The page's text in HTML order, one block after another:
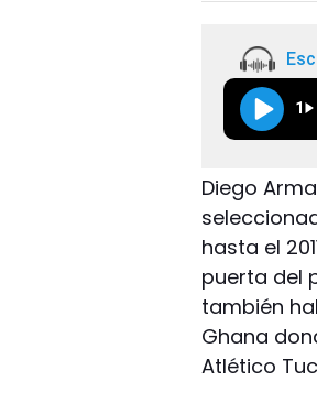
1
Diego
hasta el
puerta del
también
Ghana
Atlético